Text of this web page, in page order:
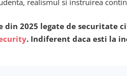
2025 legate de
. Indiferent daca esti la